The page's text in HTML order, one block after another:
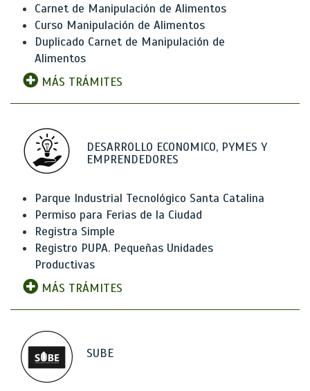
Carnet de Manipulación de Alimentos
Curso Manipulación de Alimentos
Duplicado Carnet de Manipulación de
Alimentos
MÁS TRÁMITES
DESARROLLO ECONOMICO, PYMES Y
EMPRENDEDORES
Parque Industrial Tecnológico Santa Catalina
Permiso para Ferias de la Ciudad
Registra Simple
Registro PUPA. Pequeñas Unidades
Productivas
MÁS TRÁMITES
SUBE